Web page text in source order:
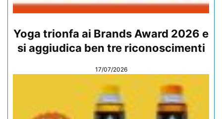
Yoga trionfa ai Brands Award 2026 e
si aggiudica ben tre riconoscimenti
17/07/2026